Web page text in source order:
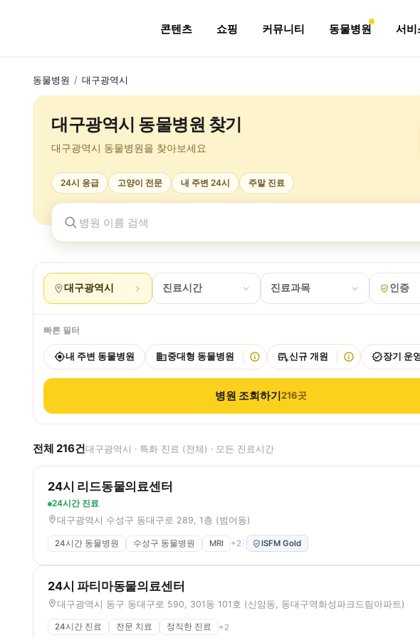
콘텐츠 쇼핑 커뮤니티 동물병원 서비
동물병원 / 대구광역시
대구광역시 동물병원 찾기
대구광역시 동물병원을 찾아보세요
24시 응급 고양이 전문 내 주변 24시 주말 진료
대구광역시 진료시간 진료과목 인증
빠른 필터
내 주변 동물병원 중대형 동물병원 신규 개원 장기 운
병원 조회하기216곳
전체 216건대구광역시 · 특화 진료 (전체) · 모든 진료시간
24시 리드동물의료센터
24시간 진료
대구광역시 수성구 동대구로 289, 1층 (범어동)
24시간 동물병원 수성구 동물병원 MRI +2 ISFM Gold
24시 파티마동물의료센터
대구광역시 동구 동대구로 590, 301동 101호 (신암동, 동대구역화성파크드림아파트)
24시간 진료 전문 치료 정직한 진료 +2